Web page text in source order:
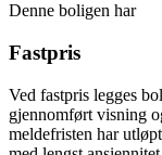
Denne boligen har
Fastpris
Ved fastpris legges
gjennomført visning
meldefristen har